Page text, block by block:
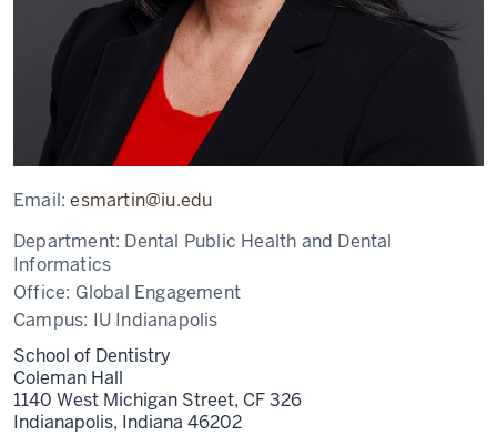
Email:esmartin@iu.edu
Department: Dental Public Health and Dental
Informatics
Office: Global Engagement
Campus: IU Indianapolis
School of Dentistry
Coleman Hall
1140 West Michigan Street, CF 326
Indianapolis, Indiana 46202